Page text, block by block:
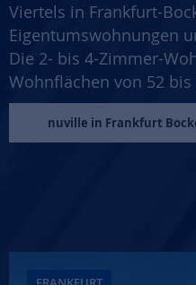
Viertels in Frankfurt-
Eigentumswohnungen
Die 2- bis 4-Zimmer-
Wohnflächen von 52 bis
nuville in Frankfurt